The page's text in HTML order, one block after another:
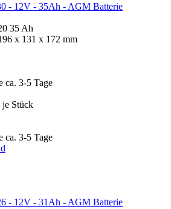
- 12V - 35Ah - AGM Batterie
35 Ah
x 131 x 172 mm
ca. 3-5 Tage
je Stück
ca. 3-5 Tage
- 12V - 31Ah - AGM Batterie